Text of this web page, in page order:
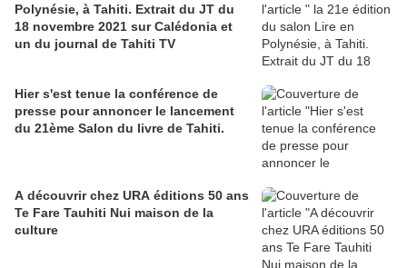
Polynésie, à Tahiti. Extrait du JT du
18 novembre 2021 sur Calédonia et
un du journal de Tahiti TV
Hier s'est tenue la conférence de
presse pour annoncer le lancement
du 21ème Salon du livre de Tahiti.
A découvrir chez URA éditions 50 ans
Te Fare Tauhiti Nui maison de la
culture